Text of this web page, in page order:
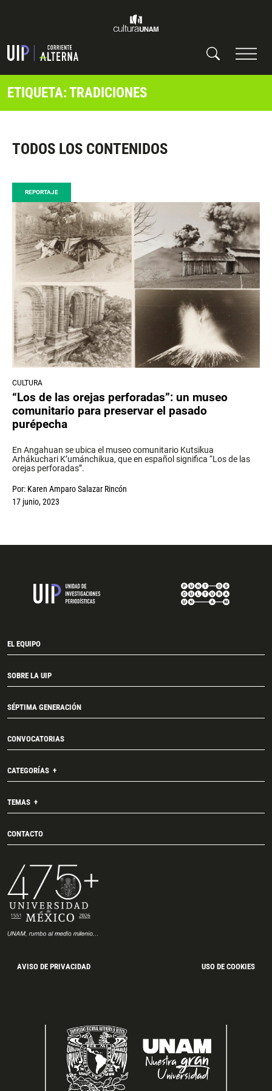
ETIQUETA: TRADICIONES
TODOS LOS CONTENIDOS
REPORTAJE
CULTURA
“Los de las orejas perforadas”: un museo
comunitario para preservar el pasado
purépecha
En Angahuan se ubica el museo comunitario Kutsïkua
Arhákuchari K’umánchikua, que en español significa “Los de las
orejas perforadas”.
Por: Karen Amparo Salazar Rincón
17 junio, 2023
EL EQUIPO
SOBRE LA UIP
SÉPTIMA GENERACIÓN
CONVOCATORIAS
CATEGORÍAS
TEMAS
CONTACTO
AVISO DE PRIVACIDAD USO DE COOKIES